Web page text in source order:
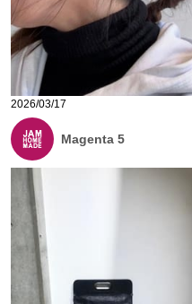
2026/03/17
Magenta 5